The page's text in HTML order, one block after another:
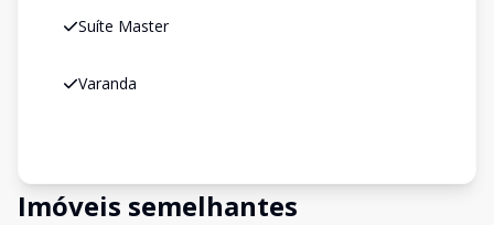
Suíte Master
Varanda
Imóveis semelhantes